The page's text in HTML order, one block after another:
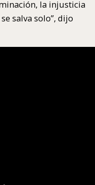
la injusticia
salva solo”, dijo